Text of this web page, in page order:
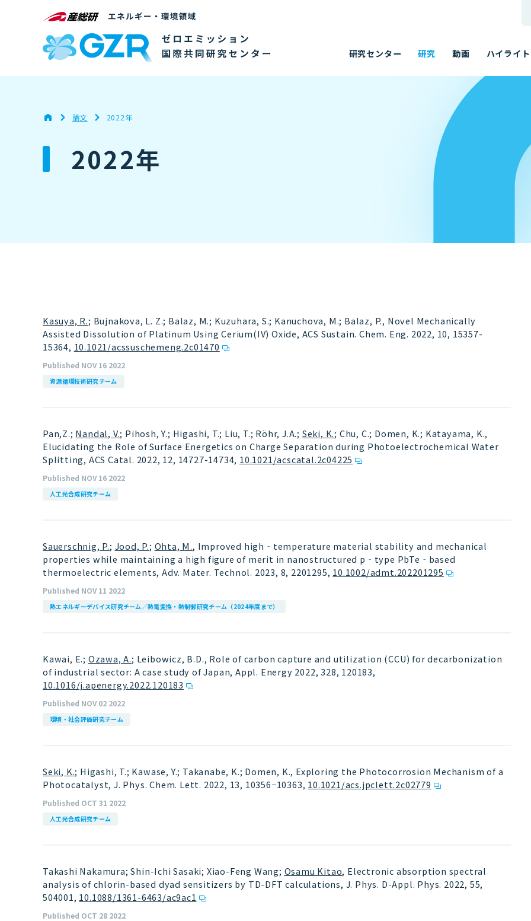
研究センター 研究 動画 ハイライト
論文 2022年
2022年
Kasuya, R.; Bujnakova, L. Z.; Balaz, M.; Kuzuhara, S.; Kanuchova, M.; Balaz, P., Novel Mechanically
Assisted Dissolution of Platinum Using Cerium(IV) Oxide, ACS Sustain. Chem. Eng. 2022, 10, 15357-
15364, 10.1021/acssuschemeng.2c01470
Published NOV 16 2022
資源循環技術研究チーム
Pan,Z.; Nandal, V.; Pihosh, Y.; Higashi, T.; Liu, T.; Röhr, J.A.; Seki, K.; Chu, C.; Domen, K.; Katayama, K.,
Elucidating the Role of Surface Energetics on Charge Separation during Photoelectrochemical Water
Splitting, ACS Catal. 2022, 12, 14727-14734, 10.1021/acscatal.2c04225
Published NOV 16 2022
人工光合成研究チーム
Sauerschnig, P.; Jood, P.; Ohta, M., Improved high‐temperature material stability and mechanical
properties while maintaining a high figure of merit in nanostructured p‐type PbTe‐based
thermoelectric elements, Adv. Mater. Technol. 2023, 8, 2201295, 10.1002/admt.202201295
Published NOV 11 2022
熱エネルギーデバイス研究チーム／熱電変換・熱制御研究チーム（2024年度まで）
Kawai, E.; Ozawa, A.; Leibowicz, B.D., Role of carbon capture and utilization (CCU) for decarbonization
of industrial sector: A case study of Japan, Appl. Energy 2022, 328, 120183,
10.1016/j.apenergy.2022.120183
Published NOV 02 2022
環境・社会評価研究チーム
Seki, K.; Higashi, T.; Kawase, Y.; Takanabe, K.; Domen, K., Exploring the Photocorrosion Mechanism of a
Photocatalyst, J. Phys. Chem. Lett. 2022, 13, 10356−10363, 10.1021/acs.jpclett.2c02779
Published OCT 31 2022
人工光合成研究チーム
Takashi Nakamura; Shin-Ichi Sasaki; Xiao-Feng Wang; Osamu Kitao, Electronic absorption spectral
analysis of chlorin-based dyad sensitizers by TD-DFT calculations, J. Phys. D-Appl. Phys. 2022, 55,
504001, 10.1088/1361-6463/ac9ac1
Published OCT 28 2022